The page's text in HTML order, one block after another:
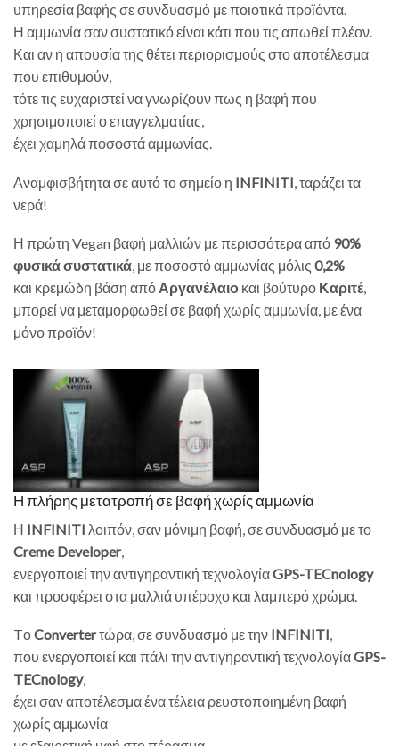
υπηρεσία βαφής σε συνδυασμό με ποιοτικά προϊόντα.
Η αμμωνία σαν συστατικό είναι κάτι που τις απωθεί πλέον.
Και αν η απουσία της θέτει περιορισμούς στο αποτέλεσμα
που επιθυμούν,
τότε τις ευχαριστεί να γνωρίζουν πως η βαφή που
χρησιμοποιεί ο επαγγελματίας,
έχει χαμηλά ποσοστά αμμωνίας.
Αναμφισβήτητα σε αυτό το σημείο η INFINITI , ταράζει τα
νερά!
Η πρώτη Vegan βαφή μαλλιών με περισσότερα από 90%
φυσικά συστατικά, με ποσοστό αμμωνίας μόλις 0,2%
και κρεμώδη βάση από Αργανέλαιο και βούτυρο Καριτέ,
μπορεί να μεταμορφωθεί σε βαφή χωρίς αμμωνία, με ένα
μόνο προϊόν!
Η πλήρης μετατροπή σε βαφή χωρίς αμμωνία
Η INFINITI λοιπόν, σαν μόνιμη βαφή, σε συνδυασμό με το
Creme Developer,
ενεργοποιεί την αντιγηραντική τεχνολογίαGPS-TECnology
και προσφέρει στα μαλλιά υπέροχο και λαμπερό χρώμα.
TοConverterτώρα, σε συνδυασμό με την INFINITI,
που ενεργοποιεί και πάλι την αντιγηραντική τεχνολογίαGPS-
TECnology,
έχει σαν αποτέλεσμα ένα τέλεια ρευστοποιημένη βαφή
χωρίς αμμωνία